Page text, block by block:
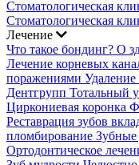
Стоматологическая
Стоматологическая
Лечение
Что такое бондинг? О
Лечение корневых
поражениями Удаление
Дентгрупп Тотальный
Циркониевая коронка
Реставрация зубов
пломбирование Зубные
Ортодонтическое